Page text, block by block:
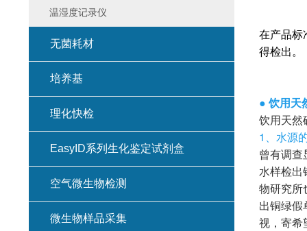
在产品标
得检出。
● 饮用天
饮用天然
1、水源
曾有调
水样检出
物研究所
出铜绿
视，寄希
温湿度记录仪
无菌耗材
培养基
理化快检
EasyID系列生化鉴定试剂盒
空气微生物检测
微生物样品采集